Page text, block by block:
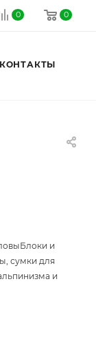
0 0
КОНТАКТЫ
Блоки и
сумки для
и